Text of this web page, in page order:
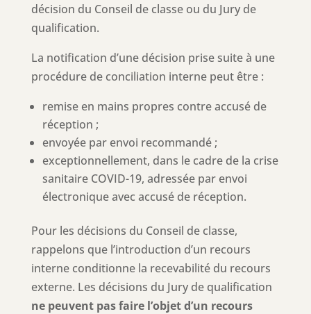
décision du Conseil de classe ou du Jury de
qualification.
La notification d’une décision prise suite à une
procédure de conciliation interne peut être :
remise en mains propres contre accusé de
réception ;
envoyée par envoi recommandé ;
exceptionnellement, dans le cadre de la crise
sanitaire COVID-19, adressée par envoi
électronique avec accusé de réception.
Pour les décisions du Conseil de classe,
rappelons que l’introduction d’un recours
interne conditionne la recevabilité du recours
externe. Les décisions du Jury de qualification
ne peuvent pasfaire l’objet d’un recours